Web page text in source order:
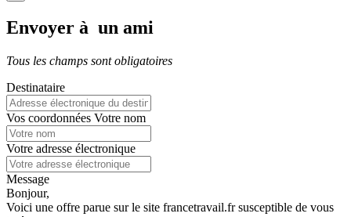
Envoyer à un ami
Tous les champs sont obligatoires
Destinataire
Vos coordonnées Votre nom
Votre adresse électronique
Message
Bonjour,
Voici une offre parue sur le site francetravail.fr susceptible de vous